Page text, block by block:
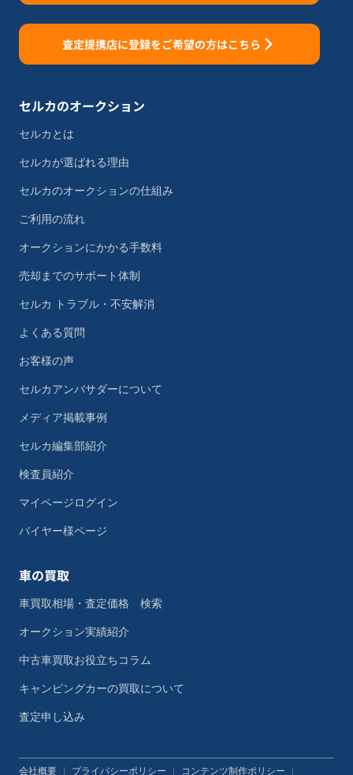
査定提携店に登録をご希望の方はこちら
セルカのオークション
セルカとは
セルカが選ばれる理由
セルカのオークションの仕組み
ご利用の流れ
オークションにかかる手数料
売却までのサポート体制
セルカ トラブル・不安解消
よくある質問
お客様の声
セルカアンバサダーについて
メディア掲載事例
セルカ編集部紹介
検査員紹介
マイページログイン
バイヤー様ページ
車の買取
車買取相場・査定価格 検索
オークション実績紹介
中古車買取お役立ちコラム
キャンピングカーの買取について
査定申し込み
会社概要 プライバシーポリシー コンテンツ制作ポリシー